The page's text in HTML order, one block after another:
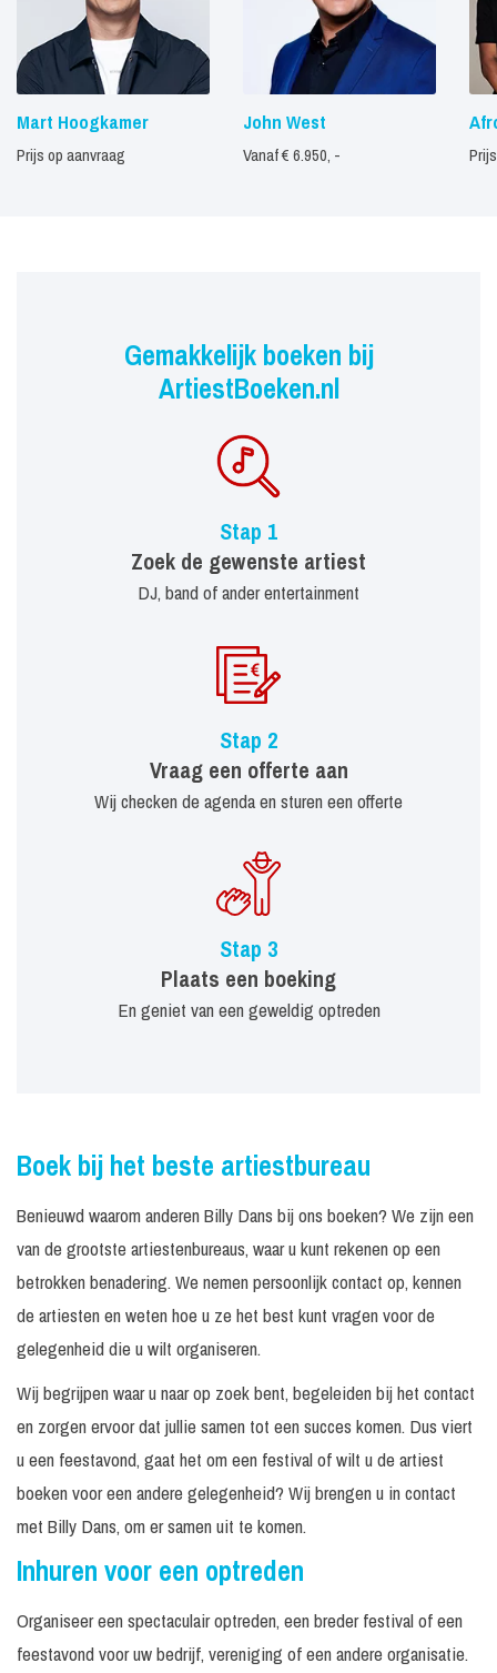
Mart Hoogkamer
Prijs op aanvraag
John West
Vanaf € 6.950, -
Gemakkelijk boeken bij
ArtiestBoeken.nl
Stap 1
Zoek de gewenste artiest
DJ, band of ander entertainment
Stap 2
Vraag een offerte aan
Wij checken de agenda en sturen een offerte
Stap 3
Plaats een boeking
En geniet van een geweldig optreden
Boek bij het beste artiestbureau
Benieuwd waarom anderen Billy Dans bij ons boeken? We zijn een
van de grootste artiestenbureaus, waar u kunt rekenen op een
betrokken benadering. We nemen persoonlijk contact op, kennen
de artiesten en weten hoe u ze het best kunt vragen voor de
gelegenheid die u wilt organiseren.
Wij begrijpen waar u naar op zoek bent, begeleiden bij het contact
en zorgen ervoor dat jullie samen tot een succes komen. Dus viert
u een feestavond, gaat het om een festival of wilt u de artiest
boeken voor een andere gelegenheid? Wij brengen u in contact
met Billy Dans, om er samen uit te komen.
Inhuren voor een optreden
Organiseer een spectaculair optreden, een breder festival of een
feestavond voor uw bedrijf, vereniging of een andere organisatie.